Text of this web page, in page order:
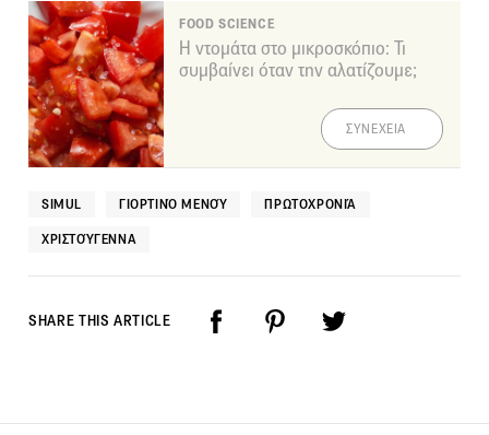
FOOD SCIENCE
Η ντομάτα στο μικροσκόπιο: Τι
συμβαίνει όταν την αλατίζουμε;
ΣΥΝΕΧΕΙΑ
SIMUL ΓΙΟΡΤΙΝΌ ΜΕΝΟΎ ΠΡΩΤΟΧΡΟΝΙΆ
ΧΡΙΣΤΟΎΓΕΝΝΑ
SHARE THIS ARTICLE